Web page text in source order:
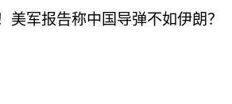
美军报告称中国导弹不如伊朗？